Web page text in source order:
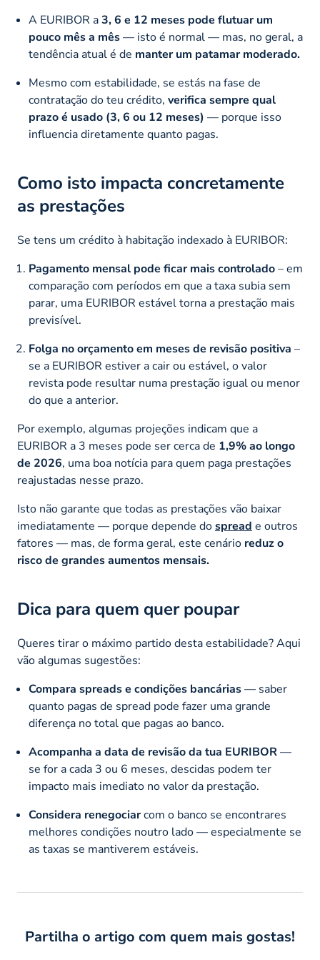
A EURIBOR a3, 6 e 12 meses pode flutuar um
pouco mês a mês— isto é normal — mas, no geral, a
tendência atual é de manter um patamar moderado.
Mesmo com estabilidade, se estás na fase de
contratação do teu crédito, verifica sempre qual
prazo é usado (3, 6 ou 12 meses) — porque isso
influencia diretamente quanto pagas.
Como isto impacta concretamente
as prestações
Se tens um crédito à habitação indexado à EURIBOR:
Pagamento mensal pode ficar mais controlado– em
comparação com períodos em que a taxa subia sem
parar, uma EURIBOR estável torna a prestação mais
previsível.
Folga no orçamento em meses de revisão positiva –
se a EURIBOR estiver a cair ou estável, o valor
revista pode resultar numa prestação igual ou menor
do que a anterior.
Por exemplo, algumas projeções indicam que a
EURIBOR a 3 meses pode ser cerca de 1,9% ao longo
de 2026, uma boa notícia para quem paga prestações
reajustadas nesse prazo.
Isto não garante que todas as prestações vão baixar
imediatamente — porque depende dospread e outros
fatores — mas, de forma geral, este cenário reduz o
risco de grandes aumentos mensais.
Dica para quem quer poupar
Queres tirar o máximo partido desta estabilidade? Aqui
vão algumas sugestões:
Compara spreads e condições bancárias— saber
quanto pagas de spread pode fazer uma grande
diferença no total que pagas ao banco.
Acompanha a data de revisão da tua EURIBOR—
se for a cada 3 ou 6 meses, descidas podem ter
impacto mais imediato no valor da prestação.
Considera renegociarcom o banco se encontrares
melhores condições noutro lado — especialmente se
as taxas se mantiverem estáveis.
Partilha o artigo com quem mais gostas!